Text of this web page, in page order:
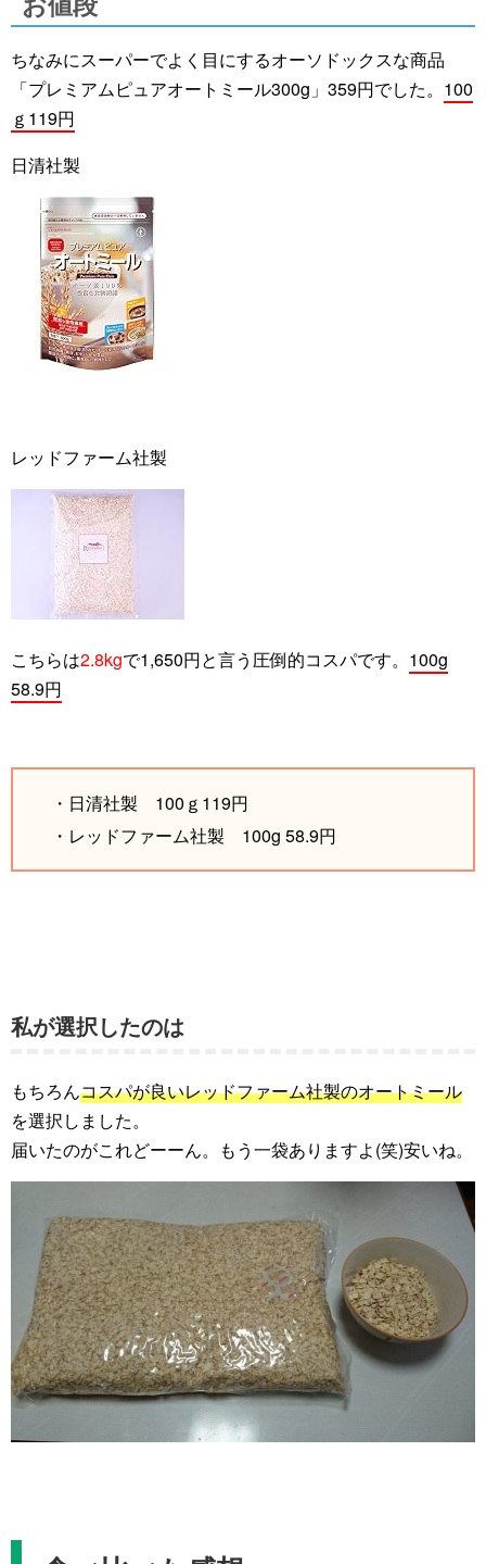
ちなみにスーパーでよく目にするオーソドックスな商品
「プレミアムピュアオートミール300g」359円でした。 100
ｇ119円
日清社製
レッドファーム社製
こちらは2.8kgで1,650円と言う圧倒的コスパです。 100g
58.9円
・日清社製 100ｇ119円
・レッドファーム社製 100g 58.9円
私が選択したのは
もちろんコスパが良いレッドファーム社製のオートミール
を選択しました。
届いたのがこれどーーん。もう一袋ありますよ(笑)安いね。